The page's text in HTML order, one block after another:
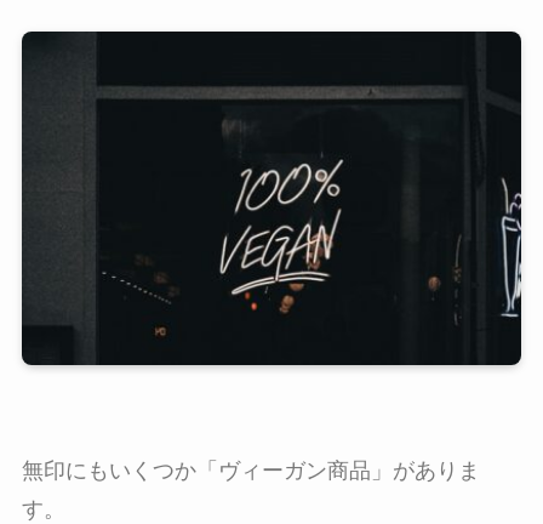
無印にもいくつか「ヴィーガン商品」がありま
す。